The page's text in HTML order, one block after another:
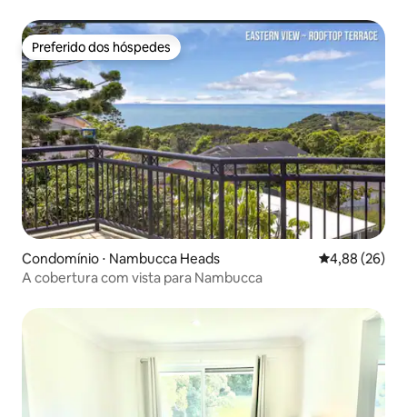
Preferido dos hóspedes
Preferido dos hóspedes
Condomínio ⋅ Nambucca Heads 4,88 de uma
4,88 (26)
A cobertura com vista para Nambucca